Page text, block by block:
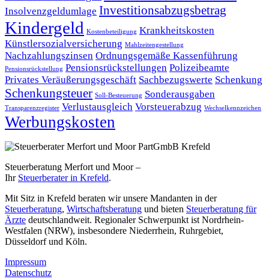
Insolvenzgeldumlage Investitionsabzugsbetrag
Kindergeld Kostenbeteiligung Krankheitskosten
Künstlersozialversicherung Mahlzeitengestellung
Nachzahlungszinsen Ordnungsgemäße Kassenführung
Pensionsrückstellung Pensionsrückstellungen Polizeibeamte
Privates Veräußerungsgeschäft Sachbezugswerte Schenkung
Schenkungsteuer Soll-Besteuerung Sonderausgaben
Transparenzregister Verlustausgleich Vorsteuerabzug Wechselkennzeichen
Werbungskosten
Steuerberatung Merfort und Moor –
Ihr Steuerberater in Krefeld.
Mit Sitz in Krefeld beraten wir unsere Mandanten in der
Steuerberatung, Wirtschaftsberatung und bieten Steuerberatung für
Ärzte deutschlandweit. Regionaler Schwerpunkt ist Nordrhein-
Westfalen (NRW), insbesondere Niederrhein, Ruhrgebiet,
Düsseldorf und Köln.
Impressum
Datenschutz